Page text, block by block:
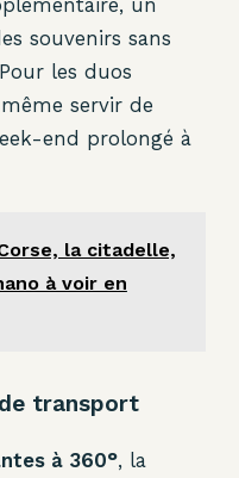
souvenirs sans
les duos
servir de
end prolongé à
la citadelle,
à voir en
transport
à 360°, la